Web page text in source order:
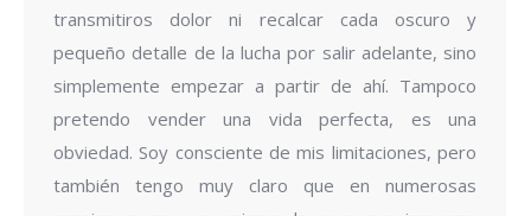
transmitiros dolor ni recalcar cada oscuro y
pequeño detalle de la lucha por salir adelante, sino
simplemente empezar a partir de ahí. Tampoco
pretendo vender una vida perfecta, es una
obviedad. Soy consciente de mis limitaciones, pero
también tengo muy claro que en numerosas